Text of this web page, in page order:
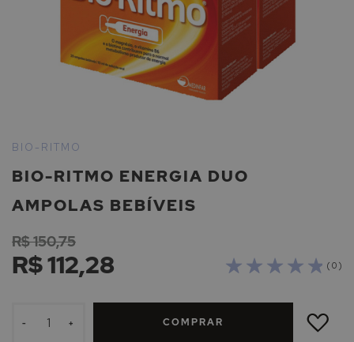
para
início
Galeria
imagens
BIO-RITMO ENERGIA DUO
AMPOLAS BEBÍVEIS
BIO-RITMO
( 0 )
R$ 112,28
R$ 150,75
- + COMPRAR
ADICIONAR
LISTA